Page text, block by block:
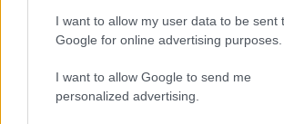
I want to allow my user data to be sent
Google for online advertising purposes.
I want to allow Google to send me
personalized advertising.